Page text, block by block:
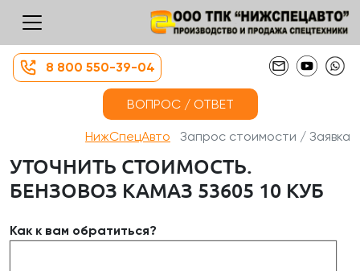
8 800 550-39-04
ВОПРОС / ОТВЕТ
НижСпецАвто Запрос стоимости / Заявка
УТОЧНИТЬ СТОИМОСТЬ.
БЕНЗОВОЗ КАМАЗ 53605 10 КУБ
Как к вам обратиться?